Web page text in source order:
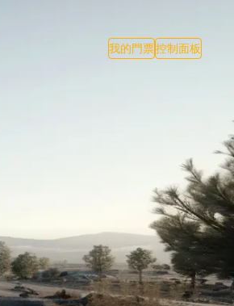
我的門票控制面板